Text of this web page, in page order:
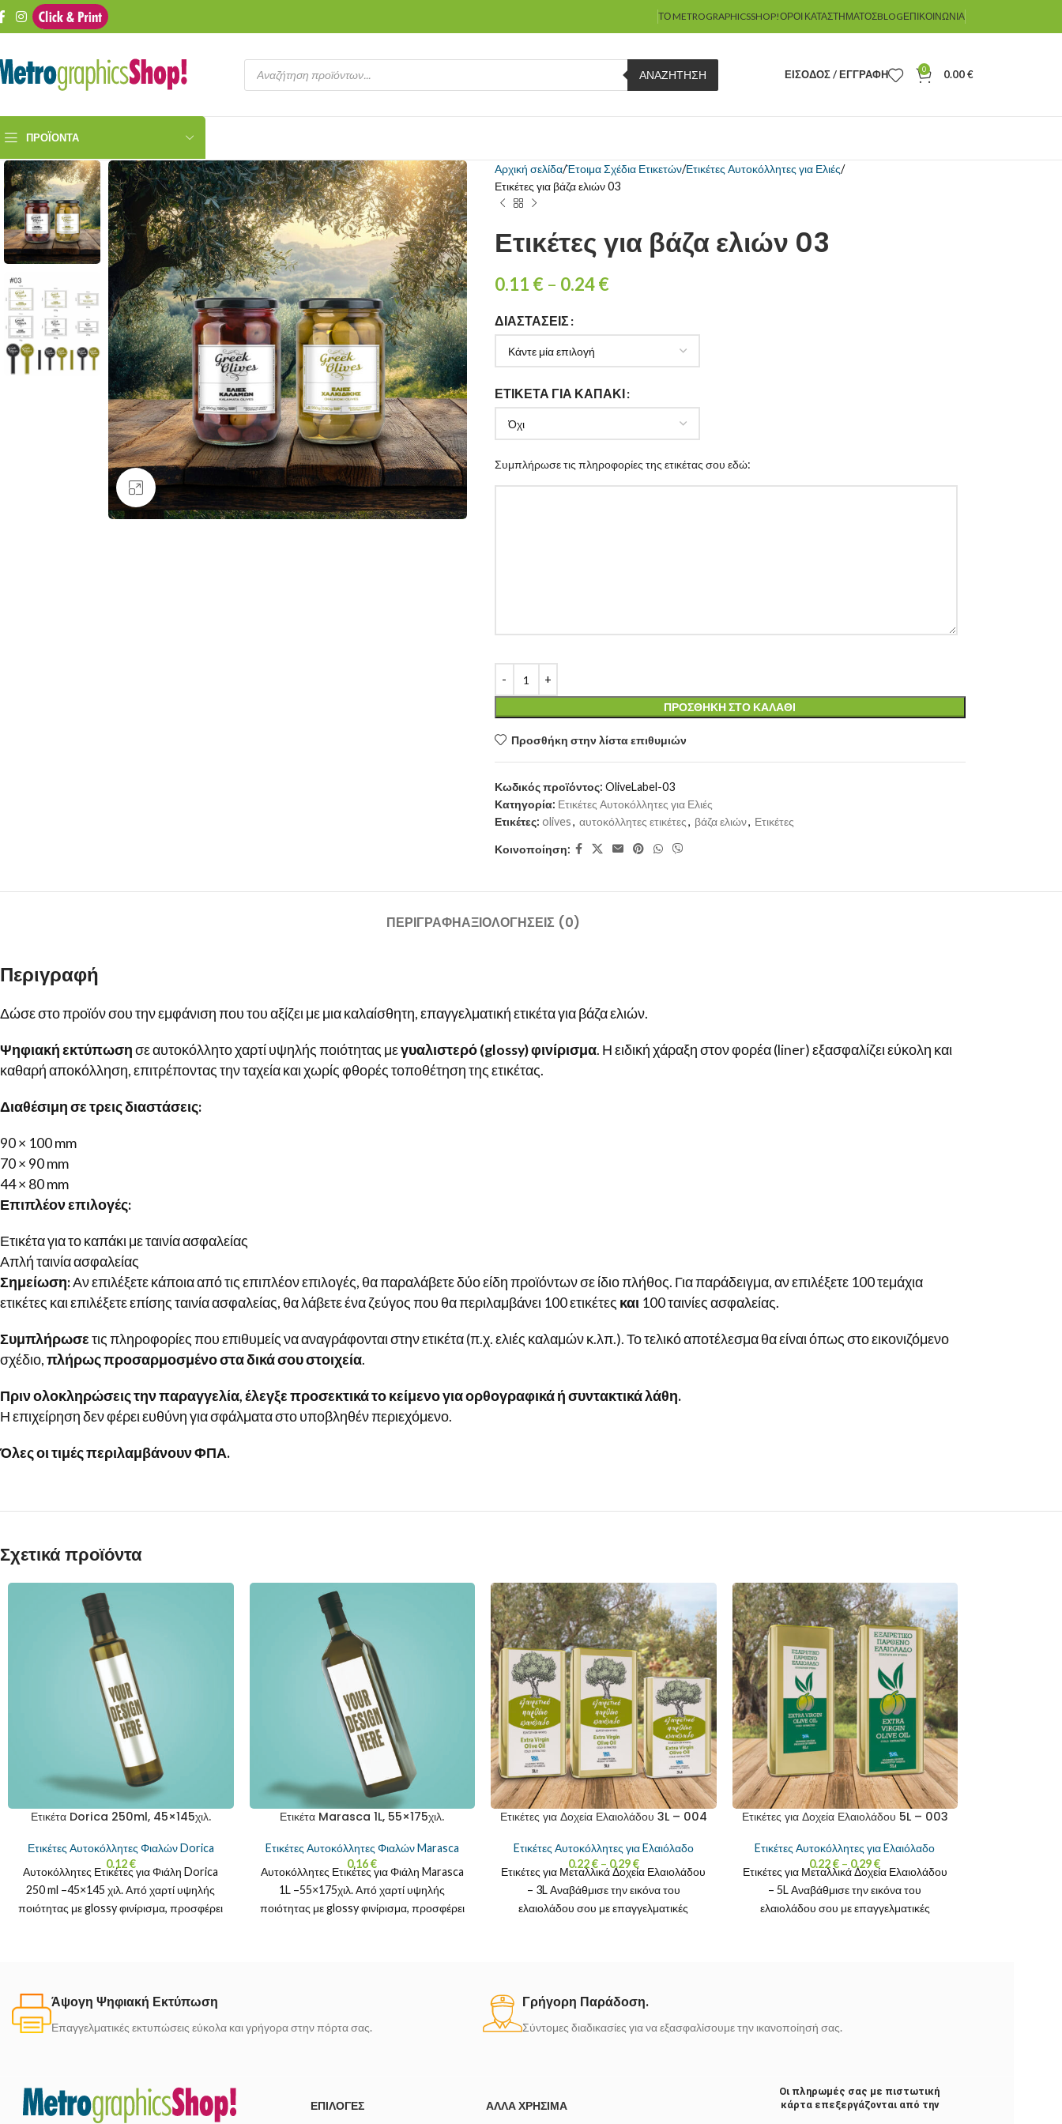
ΤΟ METROGRAPHICSSHOP!ΌΡΟΙ ΚΑΤΑΣΤΉΜΑΤΟΣBLOGΕΠΙΚΟΙΝΩΝΊΑ
ΑΝΑΖΉΤΗΣΗ ΕΊΣΟΔΟΣ / ΕΓΓΡΑΦΉ 0 0.00€
ΠΡΟΪΌΝΤΑ
Κάντε κλικ για μεγέθυνση
Αρχική σελίδα Έτοιμα Σχέδια Ετικετών Ετικέτες Αυτοκόλλητες για Ελιές
Ετικέτες για βάζα ελιών 03
Ετικέτες για βάζα ελιών 03
0.11 € – 0.24€
ΔΙΑΣΤΆΣΕΙΣ
ΕΤΙΚΈΤΑ ΓΙΑ ΚΑΠΆΚΙ
Συμπλήρωσε τις πληροφορίες της ετικέτας σου εδώ:
ΠΡΟΣΘΉΚΗ ΣΤΟ ΚΑΛΆΘΙ
Προσθήκη στην λίστα επιθυμιών
Κωδικός προϊόντος: OliveLabel-03
Κατηγορία: Ετικέτες Αυτοκόλλητες για Ελιές
Ετικέτες: olives, αυτοκόλλητες ετικέτες, βάζα ελιών, Ετικέτες
Κοινοποίηση:
ΠΕΡΙΓΡΑΦΉΑΞΙΟΛΟΓΉΣΕΙΣ (0)
Περιγραφή
Δώσε στο προϊόν σου την εμφάνιση που του αξίζει με μια καλαίσθητη, επαγγελματική ετικέτα για βάζα ελιών.
Ψηφιακή εκτύπωσησε αυτοκόλλητο χαρτί υψηλής ποιότητας μεγυαλιστερό (glossy) φινίρισμα. Η ειδική χάραξη στον φορέα (liner) εξασφαλίζει εύκολη και
καθαρή αποκόλληση, επιτρέποντας την ταχεία και χωρίς φθορές τοποθέτηση της ετικέτας.
Διαθέσιμη σε τρεις διαστάσεις:
90 × 100 mm
70 × 90 mm
44 × 80 mm
Επιπλέον επιλογές:
Ετικέτα για το καπάκι με ταινία ασφαλείας
Απλή ταινία ασφαλείας
Σημείωση:Αν επιλέξετε κάποια από τις επιπλέον επιλογές, θα παραλάβετε δύο είδη προϊόντων σε ίδιο πλήθος. Για παράδειγμα, αν επιλέξετε 100 τεμάχια
ετικέτες και επιλέξετε επίσης ταινία ασφαλείας, θα λάβετε ένα ζεύγος που θα περιλαμβάνει 100 ετικέτες και 100 ταινίες ασφαλείας.
Συμπλήρωσετις πληροφορίες που επιθυμείς να αναγράφονται στην ετικέτα (π.χ. ελιές καλαμών κ.λπ.). Το τελικό αποτέλεσμα θα είναι όπως στο εικονιζόμενο
σχέδιο,πλήρως προσαρμοσμένο στα δικά σου στοιχεία.
Πριν ολοκληρώσεις την παραγγελία, έλεγξε προσεκτικά το κείμενο για ορθογραφικά ή συντακτικά λάθη.
Η επιχείρηση δεν φέρει ευθύνη για σφάλματα στο υποβληθέν περιεχόμενο.
Όλες οι τιμές περιλαμβάνουν ΦΠΑ.
Σχετικά προϊόντα
Ετικέτα Dorica 250ml, 45×145χιλ.
Ετικέτες Αυτοκόλλητες Φιαλών Dorica
0.12€
Αυτοκόλλητες Ετικέτες για Φιάλη Dorica
250 ml –45×145 χιλ. Από χαρτί υψηλής
ποιότητας με glossy φινίρισμα, προσφέρει
Ετικέτα Marasca 1L, 55×175χιλ.
Eτικέτες Αυτοκόλλητες Φιαλών Marasca
0.16€
Αυτοκόλλητες Ετικέτες για Φιάλη Marasca
1L –55×175χιλ. Από χαρτί υψηλής
ποιότητας με glossy φινίρισμα, προσφέρει
Ετικέτες για Δοχεία Ελαιολάδου 3L – 004
Eτικέτες Αυτοκόλλητες για Eλαιόλαδο
0.22€ – 0.29€
Ετικέτες για Μεταλλικά Δοχεία Ελαιολάδου
– 3L Αναβάθμισε την εικόνα του
ελαιολάδου σου με επαγγελματικές
Ετικέτες για Δοχεία Ελαιολάδου 5L – 003
Eτικέτες Αυτοκόλλητες για Eλαιόλαδο
0.22€ – 0.29€
Ετικέτες για Μεταλλικά Δοχεία Ελαιολάδου
– 5L Αναβάθμισε την εικόνα του
ελαιολάδου σου με επαγγελματικές
Άψογη Ψηφιακή Εκτύπωση
Επαγγελματικές εκτυπώσεις εύκολα και γρήγορα στην πόρτα σας.
Γρήγορη Παράδοση.
Σύντομες διαδικασίες για να εξασφαλίσουμε την ικανοποίησή σας.
ΕΠΙΛΟΓΈΣ ΆΛΛΑ ΧΡΉΣΙΜΑ
Οι πληρωμές σας με πιστωτική
κάρτα επεξεργάζονται από την